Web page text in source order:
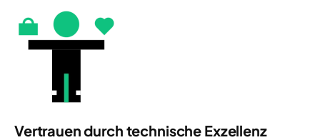
Vertrauen durch technische Exzellenz